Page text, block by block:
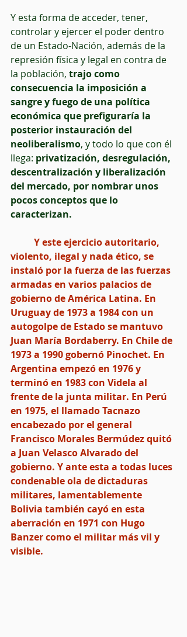
Y esta forma de acceder, tener,
controlar y ejercer el poder dentro
de un Estado-Nación, además de la
represión física y legal en contra de
la población, trajo como
consecuencia la imposición a
sangre y fuego de una política
económica que prefiguraría la
posterior instauración del
neoliberalismo, y todo lo que con él
llega: privatización, desregulación,
descentralización y liberalización
del mercado, por nombrar unos
pocos conceptos que lo
caracterizan.
violento, ilegal y nada ético, se
instaló por la fuerza de las fuerzas
armadas en varios palacios de
gobierno de América Latina. En
Uruguay de 1973 a 1984 con un
autogolpe de Estado se mantuvo
Juan María Bordaberry. En Chile de
1973 a 1990 gobernó Pinochet. En
Argentina empezó en 1976 y
terminó en 1983 con Videla al
frente de la junta militar. En Perú
en 1975, el llamado Tacnazo
encabezado por el general
Francisco Morales Bermúdez quitó
a Juan Velasco Alvarado del
gobierno. Y ante esta a todas luces
condenable ola de dictaduras
militares, lamentablemente
Bolivia también cayó en esta
aberración en 1971 con Hugo
Banzer como el militar más vil y
visible.